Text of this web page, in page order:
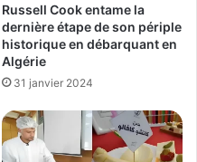
Russell Cook entame la
dernière étape de son périple
historique en débarquant en
Algérie
31 janvier 2024